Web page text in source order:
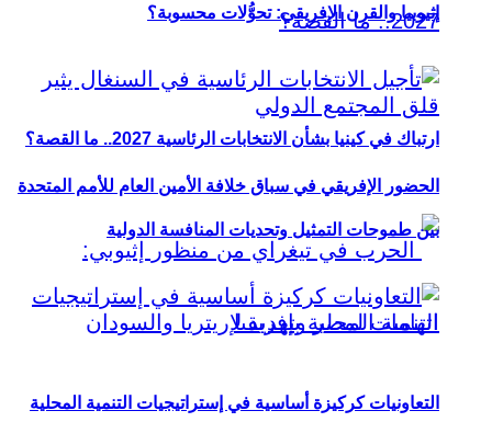
ارتباك في كينيا بشأن الانتخابات الرئاسية 2027.. ما القصة؟
إثيوبيا والقرن الإفريقي: تحوُّلات محسوبة؟
الحضور الإفريقي في سباق خلافة الأمين العام للأمم المتحدة
بين طموحات التمثيل وتحديات المنافسة الدولية
التعاونيات كركيزة أساسية في إستراتيجيات التنمية المحلية